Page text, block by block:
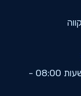
בימים א '- ה' בין השעות 08:00 -